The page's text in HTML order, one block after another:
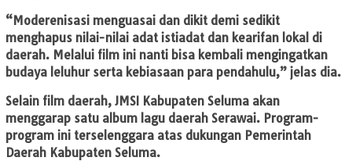
“Moderenisasi menguasai dan dikit demi sedikit
menghapus nilai-nilai adat istiadat dan kearifan lokal di
daerah. Melalui film ini nanti bisa kembali mengingatkan
budaya leluhur serta kebiasaan para pendahulu,” jelas dia.
Selain film daerah, JMSI Kabupaten Seluma akan
menggarap satu album lagu daerah Serawai. Program-
program ini terselenggara atas dukungan Pemerintah
Daerah Kabupaten Seluma.